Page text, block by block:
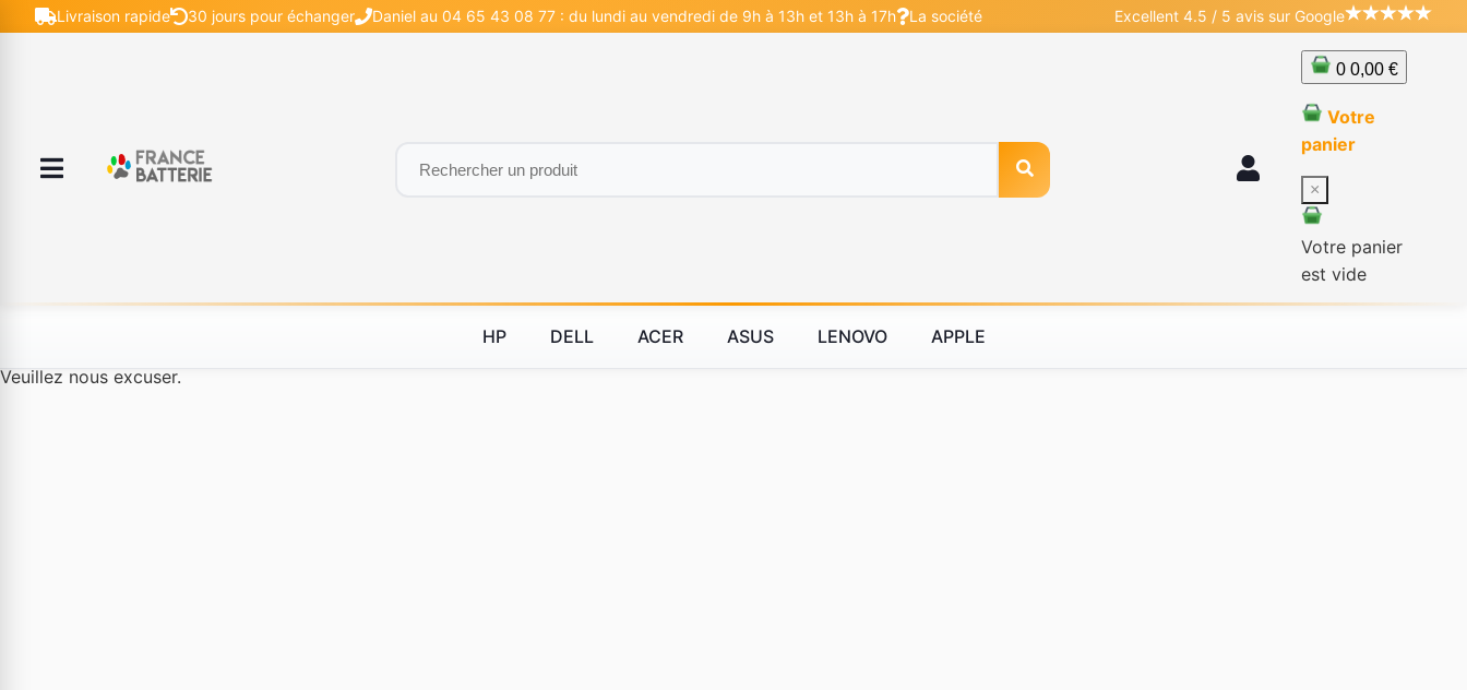
Livraison rapide 30 jours pour échanger Daniel au 04 65 43 08 77 : du lundi au vendredi de 9h à 13h et 13h à 17h La société Excellent 4.5 / 5 avis sur Google
0 0,00 €
Votre
panier
×
Votre panier
est vide
HP DELL ACER ASUS LENOVO APPLE
Veuillez nous excuser.